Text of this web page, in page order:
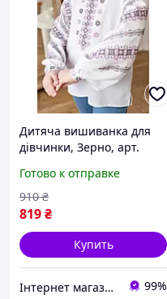
Дитяча вишиванка для
дівчинки, Зерно, арт.
Готово к отправке
819₴
910 ₴
Купить
Інтернет магазин "Вишиванка.Nет" 99%